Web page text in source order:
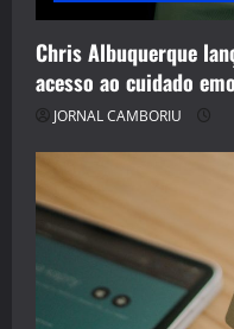
Chris Albuquerque
acesso ao cuidado
JORNAL CAMBORIU